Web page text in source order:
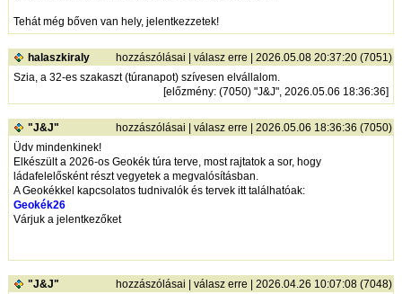
Tehát még bőven van hely, jelentkezzetek!
halaszkiraly hozzászólásai |válasz erre | 2026.05.08 20:37:20 (7051)
Szia, a 32-es szakaszt (túranapot) szívesen elvállalom.
[előzmény: (7050) "J&J", 2026.05.06 18:36:36]
"J&J" hozzászólásai |válasz erre | 2026.05.06 18:36:36 (7050)
Üdv mindenkinek!
Elkészült a 2026-os Geokék túra terve, most rajtatok a sor, hogy
ládafelelősként részt vegyetek a megvalósításban.
A Geokékkel kapcsolatos tudnivalók és tervek itt találhatóak:
Geokék26
Várjuk a jelentkezőket
"J&J" hozzászólásai |válasz erre | 2026.04.26 10:07:08 (7048)